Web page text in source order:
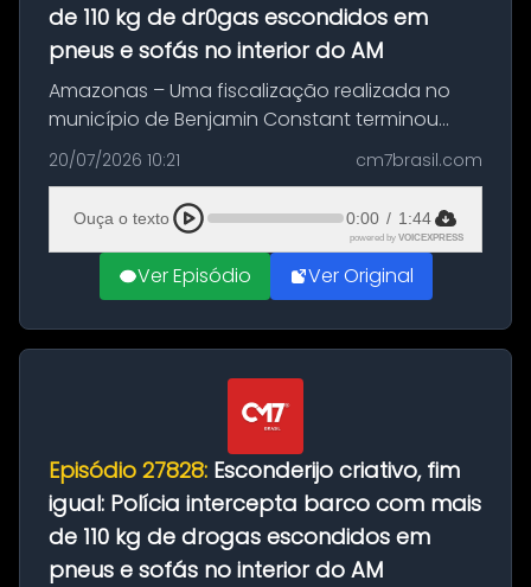
de 110 kg de dr0gas escondidos em
pneus e sofás no interior do AM
Amazonas – Uma fiscalização realizada no
município de Benjamin Constant terminou
com a apreensão de aproximadamente 115
quilos de entorpecentes em uma
embarcação atracada no porto da cidade. O
materia...
20/07/2026 10:21 cm7brasil.com
Ouça o texto 0:00 / 1:44
powered by VOICEXPRESS
Ver Episódio Ver Original
Episódio 27828: Esconderijo criativo, fim
igual: Polícia intercepta barco com mais
de 110 kg de drogas escondidos em
pneus e sofás no interior do AM